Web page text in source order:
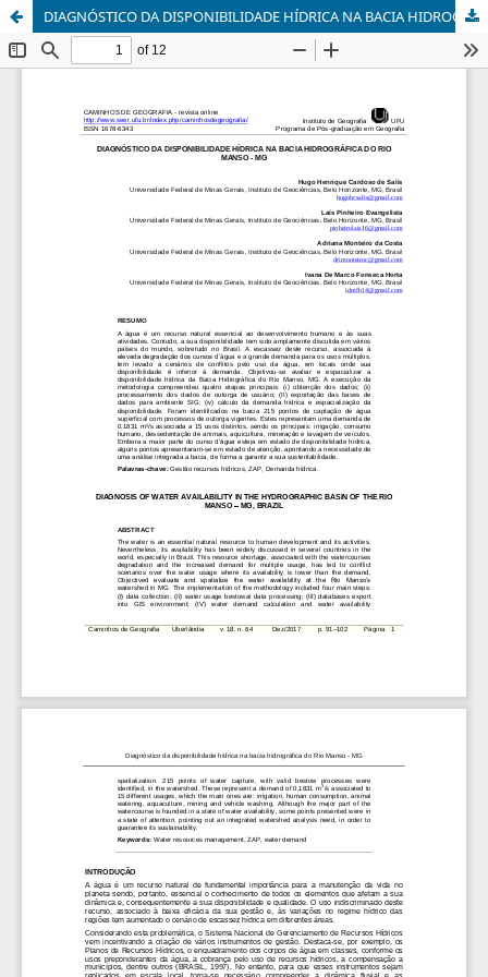
DIAGNÓSTICO DA DISPONIBILIDADE HÍDRICA NA BACIA HIDROGRÁFICA DO RIO MANSO - MG